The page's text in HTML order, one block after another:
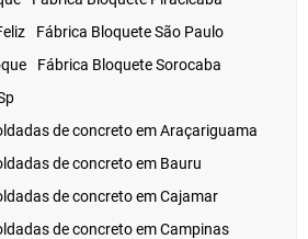
Fábrica Bloquete São Paulo
Fábrica Bloquete Sorocaba
de concreto em Araçariguama
de concreto em Bauru
de concreto em Cajamar
de concreto em Campinas